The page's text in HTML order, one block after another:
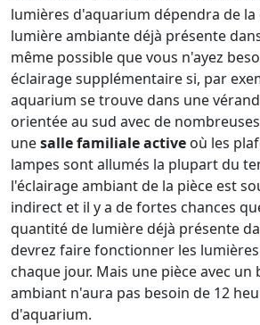
lumières d'aquarium dépendra de
lumière ambiante déjà présente
même possible que vous n'ayez
éclairage supplémentaire si, par
aquarium se trouve dans une
orientée au sud avec de
unesalle familiale active où les
lampes sont allumés la plupart du
l'éclairage ambiant de la pièce est
indirect et il y a de fortes chances
quantité de lumière déjà présente
devrez faire fonctionner les
chaque jour. Mais une pièce avec un
ambiant n'aura pas besoin de 12
d'aquarium.